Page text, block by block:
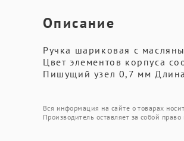
Описание
Ручка шариковая с
Цвет элементов корпуса
Пишущий узел 0,7 мм
Вся информация на сайте о товарах
Производитель оставляет за собой